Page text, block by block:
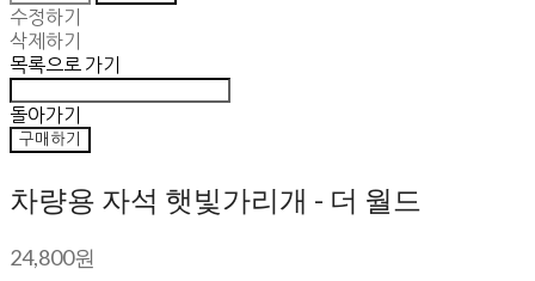
수정하기
삭제하기
목록으로 가기
돌아가기
구매하기
차량용 자석 햇빛가리개 - 더 월드
24,800원